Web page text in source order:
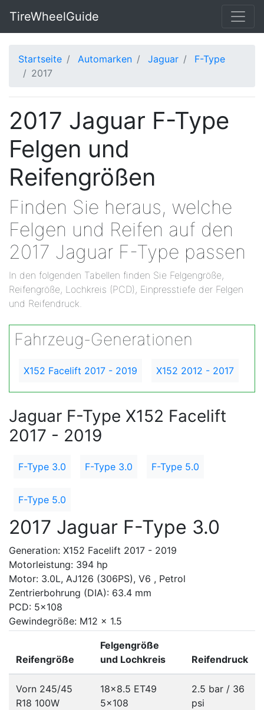
TireWheelGuide
Startseite Automarken Jaguar
F-Type
2017
2017 Jaguar F-Type
Felgen und
Reifengrößen
Finden Sie heraus, welche
Felgen und Reifen auf den
2017 Jaguar F-Type passen
In den folgenden Tabellen finden Sie Felgengröße,
Reifengröße, Lochkreis (PCD), Einpresstiefe der Felgen
und Reifendruck.
Fahrzeug-Generationen
X152 Facelift 2017 - 2019 X152 2012 - 2017
Jaguar F-Type X152 Facelift
2017 - 2019
F-Type 3.0 F-Type 3.0 F-Type 5.0
F-Type 5.0
2017 Jaguar F-Type 3.0
Generation: X152 Facelift 2017 - 2019
Motorleistung: 394 hp
Motor: 3.0L, AJ126 (306PS), V6 , Petrol
Zentrierbohrung (DIA): 63.4 mm
PCD: 5x108
Gewindegröße: M12 x 1.5
Reifengröße
Felgengröße
und Lochkreis
Reifendruck
Vorn 245/45
R18 100W
18x8.5 ET49
5x108
2.5 bar / 36
psi